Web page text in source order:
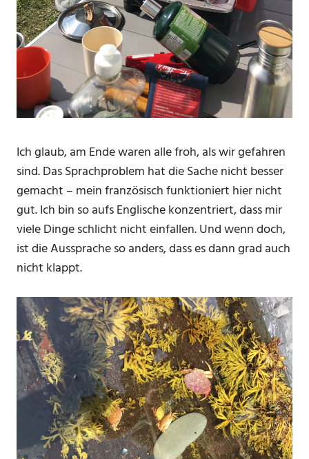
Ich glaub, am Ende waren alle froh, als wir gefahren
sind. Das Sprachproblem hat die Sache nicht besser
gemacht – mein französisch funktioniert hier nicht
gut. Ich bin so aufs Englische konzentriert, dass mir
viele Dinge schlicht nicht einfallen. Und wenn doch,
ist die Aussprache so anders, dass es dann grad auch
nicht klappt.